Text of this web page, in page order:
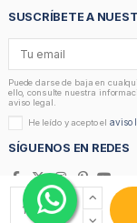
SUSCRÍBETE A
Puede darse de baja en
ello, consulte nuestra
aviso legal.
He leído y acepto elaviso
SÍGUENOS EN REDES